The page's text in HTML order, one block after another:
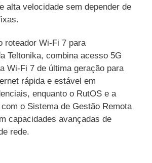
alta velocidade sem depender de
roteador Wi-Fi 7 para
Teltonika, combina acesso 5G
Wi-Fi 7 de última geração para
rápida e estável em
enquanto o RutOS e a
o Sistema de Gestão Remota
capacidades avançadas de
rede.